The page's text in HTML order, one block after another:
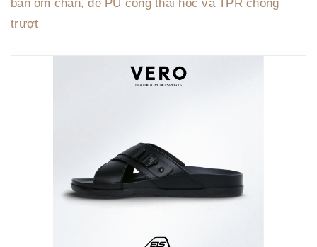
bản ôm chân, đế PU công thái học và TPR chống
trượt